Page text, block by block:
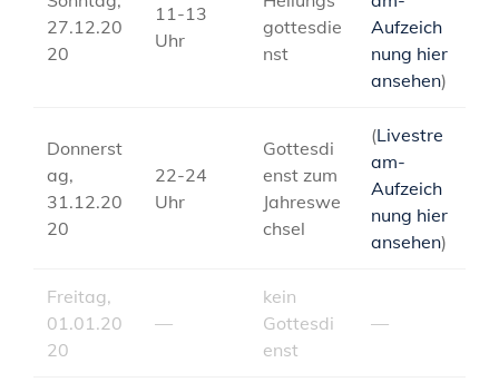
27.12.20
20
11-13
Uhr
gottesdie
nst
Aufzeich
nung hier
ansehen)
Donnerst
ag,
31.12.20
20
22-24
Uhr
Gottesdi
enst zum
Jahreswe
chsel
(Livestre
am-
Aufzeich
nung hier
ansehen)
Freitag,
01.01.20
20
—
kein
Gottesdi
enst
—